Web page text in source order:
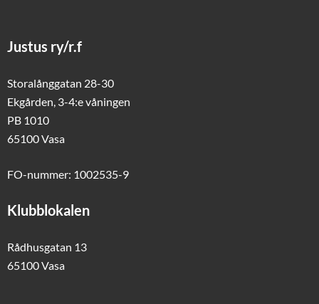
Justus ry/r.f
Storalånggatan 28-30
Ekgården, 3-4:e våningen
PB 1010
65100 Vasa
FO-nummer: 1002535-9
Klubblokalen
Rådhusgatan 13
65100 Vasa